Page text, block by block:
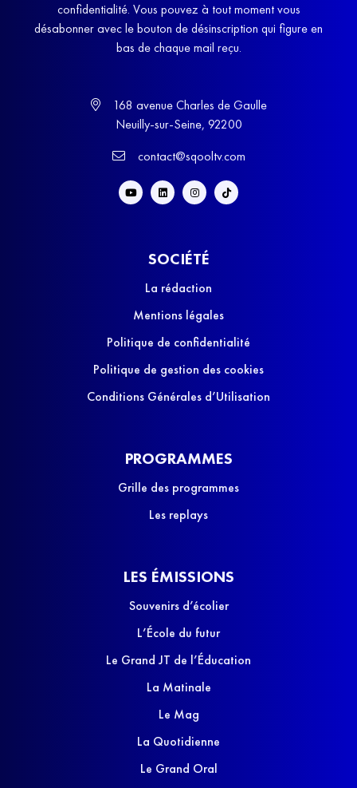
confidentialité. Vous pouvez à tout moment vous
désabonner avec le bouton de désinscription qui figure en
bas de chaque mail reçu.
168 avenue Charles de Gaulle
Neuilly-sur-Seine, 92200
contact@sqooltv.com
SOCIÉTÉ
La rédaction
Mentions légales
Politique de confidentialité
Politique de gestion des cookies
Conditions Générales d’Utilisation
PROGRAMMES
Grille des programmes
Les replays
LES ÉMISSIONS
Souvenirs d’écolier
L’École du futur
Le Grand JT de l’Éducation
La Matinale
Le Mag
La Quotidienne
Le Grand Oral